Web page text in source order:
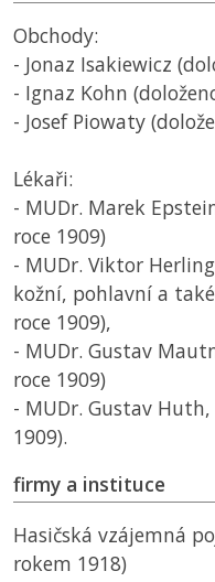
Obchody:
- Jonaz Isakiewicz
- Ignaz Kohn
- Josef Piowaty
Lékaři:
- MUDr. Marek
roce 1909)
- MUDr. Viktor
kožní, pohlavní a
roce 1909),
- MUDr. Gustav
roce 1909)
- MUDr. Gustav
1909).
firmy a instituce
Hasičská vzájemná
rokem 1918)